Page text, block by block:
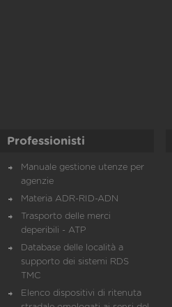
Professionisti
Manuale gestione utenze per
agenzie
Materia ADR-RID-ADN
Trasporto delle merci
deperibili - ATP
Database delle località a
supporto dei sistemi RDS
TMC
Elenco dispositivi di ritenuta